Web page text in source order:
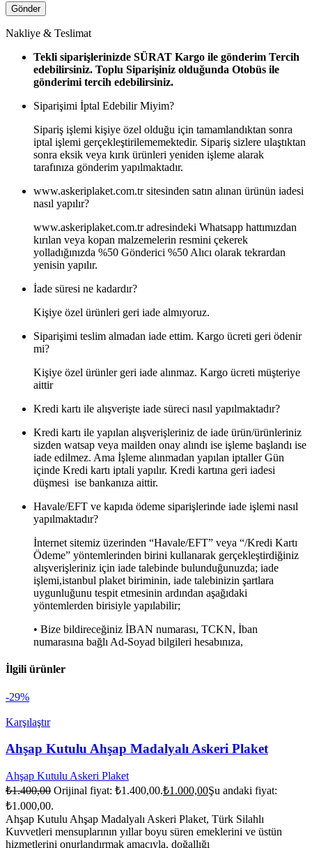
Nakliye & Teslimat
Tekli siparişlerinizde SÜRAT Kargo ile gönderim Tercih
edebilirsiniz. Toplu Siparişiniz olduğunda Otobüs ile
gönderimi tercih edebilirsiniz.
Siparişimi İptal Edebilir Miyim?
Sipariş işlemi kişiye özel olduğu için tamamlandıktan sonra
iptal işlemi gerçekleştirilememektedir. Sipariş sizlere ulaştıktan
sonra eksik veya kırık ürünleri yeniden işleme alarak
tarafınıza gönderim yapılmaktadır.
www.askeriplaket.com.tr sitesinden satın alınan ürünün iadesi
nasıl yapılır?
www.askeriplaket.com.tr adresindeki Whatsapp hattımızdan
kırılan veya kopan malzemelerin resmini çekerek
yolladığınızda %50 Gönderici %50 Alıcı olarak tekrardan
yenisin yapılır.
İade süresi ne kadardır?
Kişiye özel ürünleri geri iade almıyoruz.
Siparişimi teslim almadan iade ettim. Kargo ücreti geri ödenir
mi?
Kişiye özel ürünler geri iade alınmaz. Kargo ücreti müşteriye
aittir
Kredi kartı ile alışverişte iade süreci nasıl yapılmaktadır?
Kredi kartı ile yapılan alışverişleriniz de iade ürün/ürünleriniz
sizden watsap veya mailden onay alındı ise işleme başlandı ise
iade edilmez. Ama İşleme alınmadan yapılan iptaller Gün
içinde Kredi kartı iptali yapılır. Kredi kartına geri iadesi
düşmesi ise bankanıza aittir.
Havale/EFT ve kapıda ödeme siparişlerinde iade işlemi nasıl
yapılmaktadır?
İnternet sitemiz üzerinden “Havale/EFT” veya “/Kredi Kartı
Ödeme” yöntemlerinden birini kullanarak gerçekleştirdiğiniz
alışverişleriniz için iade talebinde bulunduğunuzda; iade
işlemi,istanbul plaket biriminin, iade talebinizin şartlara
uygunluğunu tespit etmesinin ardından aşağıdaki
yöntemlerden birisiyle yapılabilir;
• Bize bildireceğiniz İBAN numarası, TCKN, İban
numarasına bağlı Ad-Soyad bilgileri hesabınıza,
İlgili ürünler
-29%
Karşılaştır
Ahşap Kutulu Ahşap Madalyalı Askeri Plaket
Ahşap Kutulu Askeri Plaket
₺1.400,00 Orijinal fiyat: ₺1.400,00.₺1.000,00Şu andaki fiyat:
₺1.000,00.
Ahşap Kutulu Ahşap Madalyalı Askeri Plaket, Türk Silahlı
Kuvvetleri mensuplarının yıllar boyu süren emeklerini ve üstün
hizmetlerini onurlandırmak amacıyla, doğallığı